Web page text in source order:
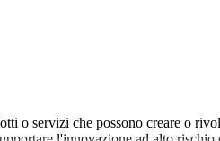
o servizi che possono creare o